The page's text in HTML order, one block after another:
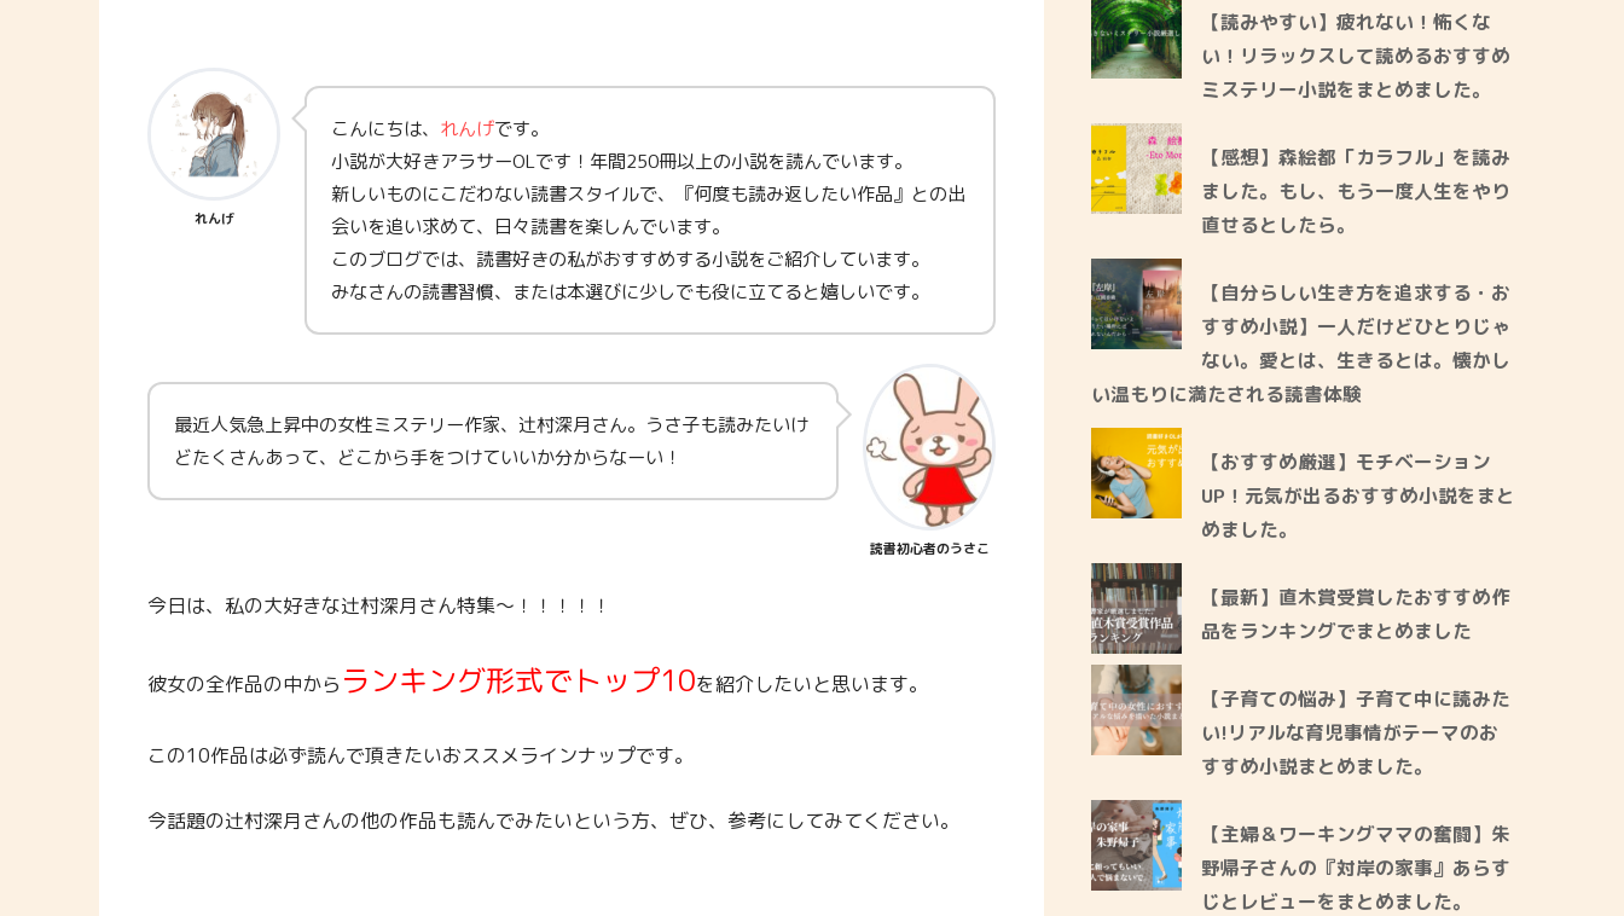
れんげ
こんにちは、 れんげです。
小説が大好きアラサーOLです！年間250冊以上の小説を読んでいます。
新しいものにこだわない読書スタイルで、『何度も読み返したい作品』との出
会いを追い求めて、日々読書を楽しんでいます。
このブログでは、読書好きの私がおすすめする小説をご紹介しています。
みなさんの読書習慣、または本選びに少しでも役に立てると嬉しいです。
最近人気急上昇中の女性ミステリー作家、辻村深月さん。うさ子も読みたいけ
どたくさんあって、どこから手をつけていいか分からなーい！
読書初心者のうさこ
今日は、私の大好きな辻村深月さん特集～！！！！！
彼女の全作品の中から ランキング形式でトップ10を紹介したいと思います。
この10作品は必ず読んで頂きたいおススメラインナップです。
今話題の辻村深月さんの他の作品も読んでみたいという方、ぜひ、参考にしてみてください。
【読みやすい】疲れない！怖くな
い！リラックスして読めるおすすめ
ミステリー小説をまとめました。
【感想】森絵都「カラフル」を読み
ました。もし、もう一度人生をやり
直せるとしたら。
【自分らしい生き方を追求する・お
すすめ小説】一人だけどひとりじゃ
ない。愛とは、生きるとは。懐かし
い温もりに満たされる読書体験
【おすすめ厳選】モチベーション
UP！元気が出るおすすめ小説をまと
めました。
【最新】直木賞受賞したおすすめ作
品をランキングでまとめました
【子育ての悩み】子育て中に読みた
い!リアルな育児事情がテーマのお
すすめ小説まとめました。
【主婦＆ワーキングママの奮闘】朱
野帰子さんの『対岸の家事』あらす
じとレビューをまとめました。